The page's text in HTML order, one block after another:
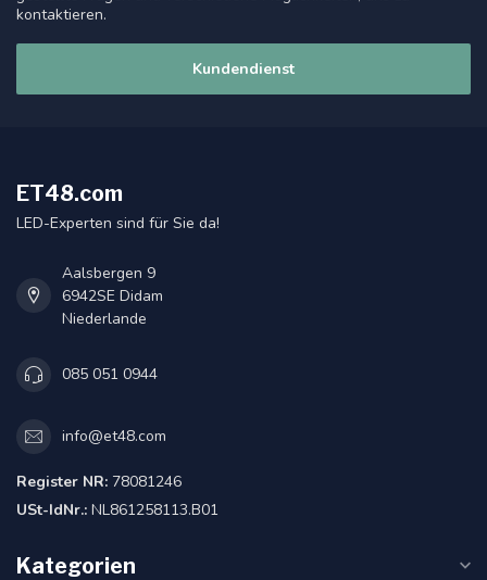
kontaktieren.
Kundendienst
ET48.com
LED-Experten sind für Sie da!
Aalsbergen 9
6942SE Didam
Niederlande
085 051 0944
info@et48.com
Register NR: 78081246
USt-IdNr.: NL861258113.B01
Kategorien